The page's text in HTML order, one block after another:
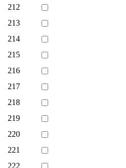
212
213
214
215
216
217
218
219
220
221
222